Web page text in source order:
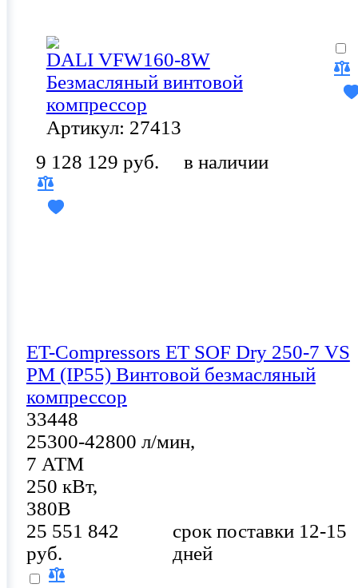
DALI VFW160-8W
Безмасляный винтовой
компрессор
Артикул: 27413
9 128 129 руб.
в наличии
ET-Compressors ET SOF Dry 250-7 VS
PM (IP55) Винтовой безмасляный
компрессор
33448
25300-42800 л/мин,
7 АТМ
250 кВт,
380В
25 551 842
руб.
срок поставки 12-15
дней